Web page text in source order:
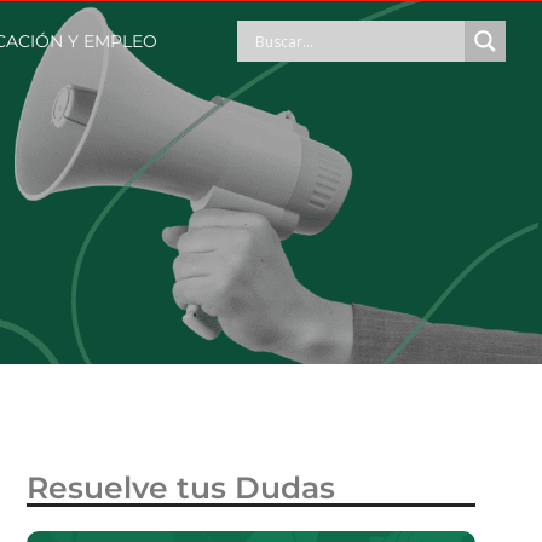
Y EMPLEO
Resuelve tus Dudas